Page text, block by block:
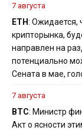
7 августа
ETH: Ожидается,
крипторынка,
направлен на
потенциально
Сената в мае,
7 августа
BTC: Министр
Акт о ясности